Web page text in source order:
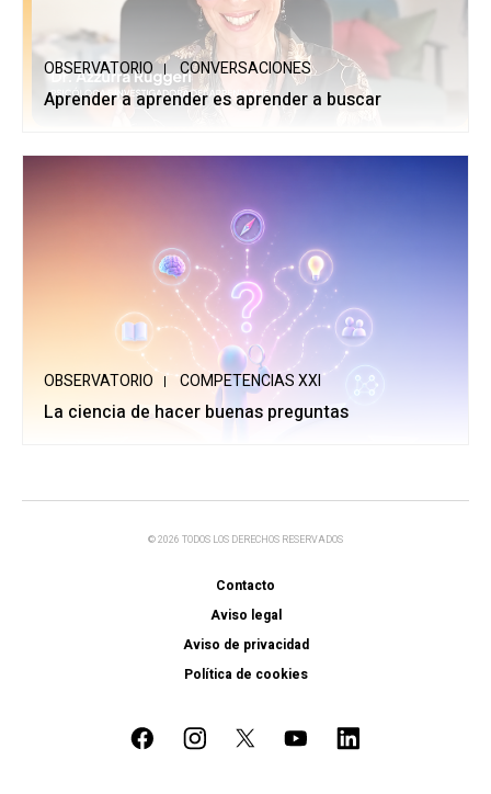
OBSERVATORIO CONVERSACIONES
Aprender a aprender es aprender a buscar
OBSERVATORIO COMPETENCIAS XXI
La ciencia de hacer buenas preguntas
© 2026 TODOS LOS DERECHOS RESERVADOS
Contacto
Aviso legal
Aviso de privacidad
Política de cookies